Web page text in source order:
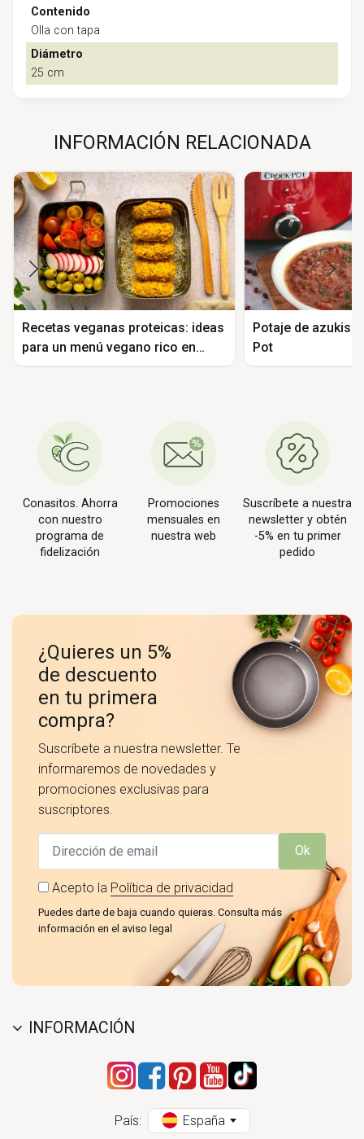
Contenido
Olla con tapa
Diámetro
25 cm
INFORMACIÓN RELACIONADA
Recetas veganas proteicas: ideas
para un menú vegano rico en
proteína vegetal
Potaje de azukis
Pot
Conasitos. Ahorra
con nuestro
programa de
fidelización
Promociones
mensuales en
nuestra web
Suscríbete a nuestra
newsletter y obtén
-5% en tu primer
pedido
¿Quieres un 5%
de descuento
en tu primera
compra?
Suscríbete a nuestra newsletter. Te
informaremos de novedades y
promociones exclusivas para
suscriptores.
Ok
Acepto la Política de privacidad
Puedes darte de baja cuando quieras. Consulta más
información en el aviso legal
INFORMACIÓN
País: España